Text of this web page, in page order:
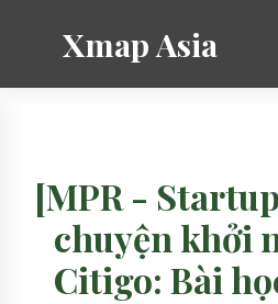
Xmap Asia
[MPR -
chuyện khởi
Citigo: Bài